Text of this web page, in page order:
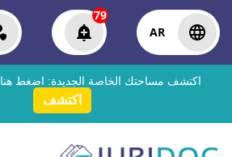
AR
79
اكتشف مساحتك الخاصة الجديدة: اضغط هنا
اكتشف